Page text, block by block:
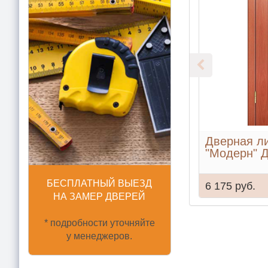
БЕСПЛАТНЫЙ ВЫЕЗД
НА ЗАМЕР ДВЕРЕЙ
* подробности уточняйте
у менеджеров.
Дверная
"Модерн"
6 175 руб.